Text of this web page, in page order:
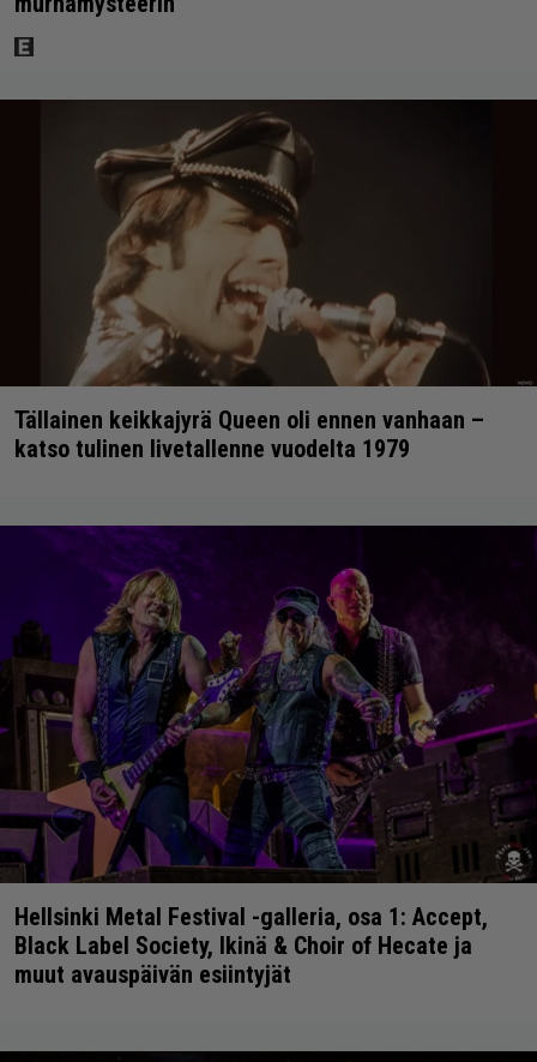
Tällainen keikkajyrä Queen oli ennen vanhaan –
katso tulinen livetallenne vuodelta 1979
Hellsinki Metal Festival -galleria, osa 1: Accept,
Black Label Society, Ikinä & Choir of Hecate ja
muut avauspäivän esiintyjät